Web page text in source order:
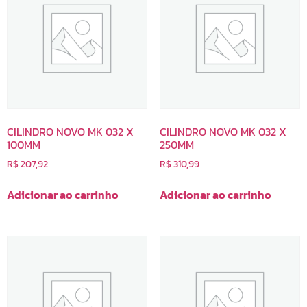
CILINDRO NOVO MK 032 X
100MM
R$207,92
Adicionar ao carrinho
CILINDRO NOVO MK 032 X
250MM
R$310,99
Adicionar ao carrinho